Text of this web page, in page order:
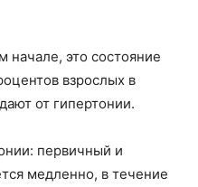
начале, это состояние
взрослых в
от гипертонии.
первичный и
медленно, в течение